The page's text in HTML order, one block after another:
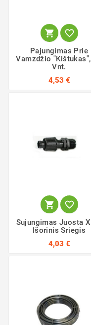
 
Pajungimas Prie
Vamzdžio
Vnt.
4,53 €
 
Sujungimas Juosta
Išorinis Sriegis
4,03 €